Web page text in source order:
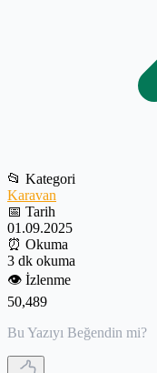
📂 Kategori
Karavan
📅 Tarih
01.09.2025
⏰ Okuma
3 dk okuma
👁️ İzlenme
50,489
Bu Yazıyı Beğendin mi?